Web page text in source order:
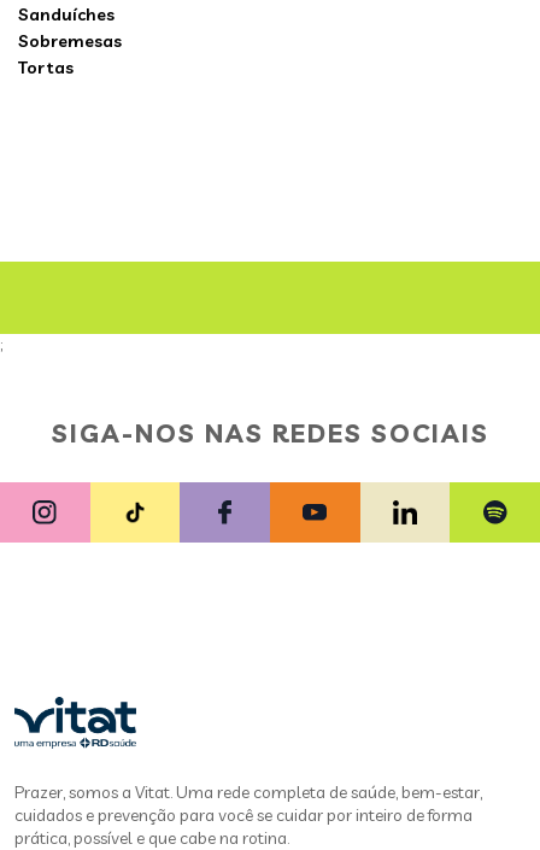
Sanduíches
Sobremesas
Tortas
;
SIGA-NOS NAS REDES SOCIAIS
Prazer, somos a Vitat. Uma rede completa de saúde, bem-estar,
cuidados e prevenção para você se cuidar por inteiro de forma
prática, possível e que cabe na rotina.